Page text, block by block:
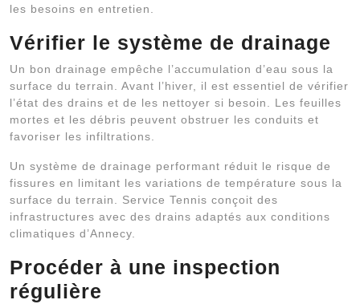
les besoins en entretien.
Vérifier le système de drainage
Un bon drainage empêche l’accumulation d’eau sous la
surface du terrain. Avant l’hiver, il est essentiel de vérifier
l’état des drains et de les nettoyer si besoin. Les feuilles
mortes et les débris peuvent obstruer les conduits et
favoriser les infiltrations.
Un système de drainage performant réduit le risque de
fissures en limitant les variations de température sous la
surface du terrain. Service Tennis conçoit des
infrastructures avec des drains adaptés aux conditions
climatiques d’Annecy.
Procéder à une inspection
régulière